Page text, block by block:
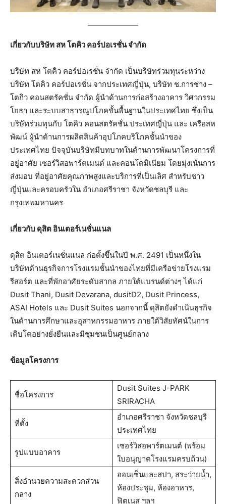
เกี่ยวกับบริษัท สหโตคิว คอร์ปอเรชั่น จำกัด
บริษัท สห โตคิว คอร์ปอเรชั่น จำกัด เป็นบริษัทร่วมทุนระหว่าง
บริษัท โตคิว คอร์ปอเรชั่น จากประเทศญี่ปุ่น, บริษัท ช.การช่าง –
โตกิว คอนสตรัคชั่น จำกัด ผู้นำด้านการก่อสร้างอาคาร วิศวกรรม
โยธา และระบบสาธารณูปโภคขั้นพื้นฐานในประเทศไทย ซึ่งเป็น
บริษัทร่วมทุนกับ โตคิว คอนสตรัคชั่น ประเทศญี่ปุ่น และ เครือสห
พัฒน์ ผู้นำด้านการผลิตสินค้าอุปโภคบริโภคชั้นนำของ
ประเทศไทย ปัจจุบันบริษัทมีบทบาทในด้านการพัฒนาโครงการที่
อยู่อาศัย เซอร์วิสอพาร์ตเมนต์ และคอนโดมิเนียม โดยมุ่งเน้นการ
ส่งมอบ ที่อยู่อาศัยคุณภาพสูงและบริการที่เป็นเลิศ สำหรับชาว
ญี่ปุ่นและครอบครัวใน อำเภอศรีราชา จังหวัดชลบุรี และ
กรุงเทพมหานคร
เกี่ยวกับ ดุสิต อินเตอร์เนชั่นแนล
ดุสิต อินเตอร์เนชั่นแนล ก่อตั้งขึ้นในปี พ.ศ. 2491 เป็นหนึ่งใน
บริษัทด้านธุรกิจการโรงแรมชั้นนำของไทยที่มีเครือข่ายโรงแรม
รีสอร์ต และที่พักอาศัยระดับสากล ภายใต้แบรนด์ต่างๆ ได้แก่
Dusit Thani, Dusit Devarana, dusitD2, Dusit Princess,
ASAI Hotels และ Dusit Suites นอกจากนี้ ดุสิตยังดำเนินธุรกิจ
ในด้านการศึกษาและอุสาหกรรมอาหาร ภายใต้วิสัยทัศน์ในการ
เติบโตอย่างยั่งยืนและมีชุมชนเป็นศูนย์กลาง
ข้อมูลโครงการ
ชื่อโครงการ
Dusit Suites J-PARK
SRIRACHA
ที่ตั้ง
อำเภอศรีราชา จังหวัดชลบุรี
ประเทศไทย
รูปแบบอาคาร
เซอร์วิสอพาร์ตเมนต์ (พร้อม
ใบอนุญาตโรงแรมครบถ้วน)
สิ่งอำนวยความสะดวกส่วน
กลาง
ออนเซ็นและสปา, สระว่ายน้ำ,
ห้องประชุม, ห้องอาหาร,
ฟิตเนส ฯลฯ